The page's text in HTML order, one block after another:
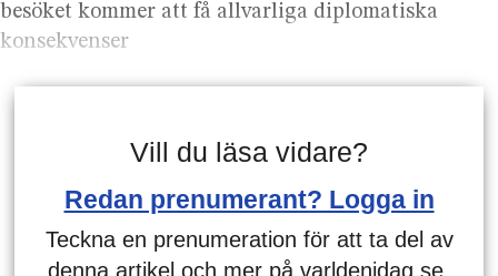
besöket kommer att få allvarliga diplomatiska
konsekvenser
Vill du läsa vidare?
Redan prenumerant? Logga in
Teckna en prenumeration för att ta del av
denna artikel och mer på varldenidag.se.